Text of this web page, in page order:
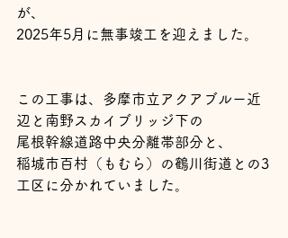
が、
2025年5月に無事竣工を迎えました。
この工事は、多摩市立アクアブルー近
辺と南野スカイブリッジ下の
尾根幹線道路中央分離帯部分と、
稲城市百村（もむら）の鶴川街道との3
工区に分かれていました。